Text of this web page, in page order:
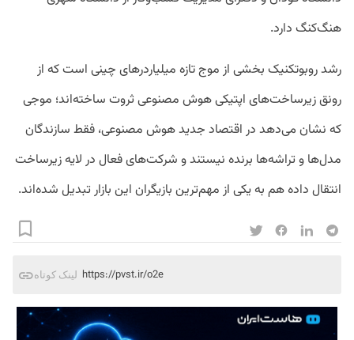
هنگ‌کنگ دارد.
رشد روبوتکنیک بخشی از موج تازه میلیاردرهای چینی است که از
رونق زیرساخت‌های اپتیکی هوش مصنوعی ثروت ساخته‌اند؛ موجی
که نشان می‌دهد در اقتصاد جدید هوش مصنوعی، فقط سازندگان
مدل‌ها و تراشه‌ها برنده نیستند و شرکت‌های فعال در لایه زیرساخت
انتقال داده هم به یکی از مهم‌ترین بازیگران این بازار تبدیل شده‌اند.
لینک کوتاه https://pvst.ir/o2e